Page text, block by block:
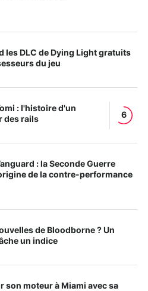
les DLC de Dying Light gratuits
du jeu
: l'histoire d'un
des rails
6
: la Seconde Guerre
de la contre-performance
de Bloodborne ? Un
un indice
son moteur à Miami avec sa